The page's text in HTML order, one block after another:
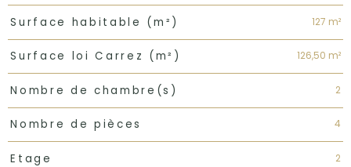
Surface habitable (m²) 127 m²
Surface loi Carrez (m²) 126,50 m²
Nombre de chambre(s) 2
Nombre de pièces 4
Etage 2